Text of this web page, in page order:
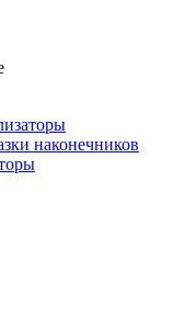
наконечников